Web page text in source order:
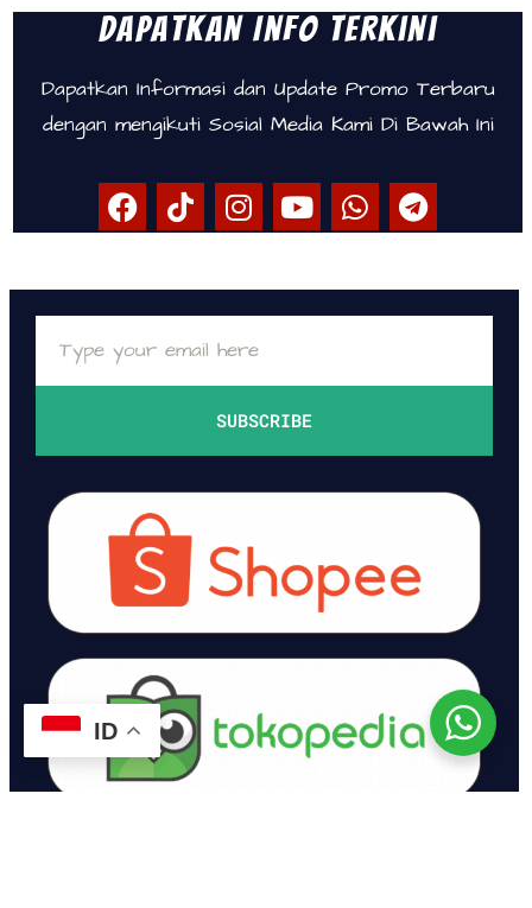
Dapatkan Info Terkini
Dapatkan Informasi dan Update Promo Terbaru
dengan mengikuti Sosial Media Kami Di Bawah Ini
SUBSCRIBE
ID